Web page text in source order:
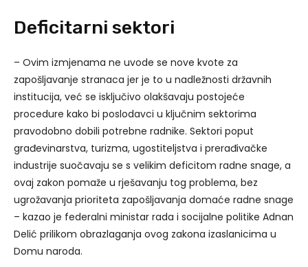
Deficitarni sektori
– Ovim izmjenama ne uvode se nove kvote za
zapošljavanje stranaca jer je to u nadležnosti državnih
institucija, već se isključivo olakšavaju postojeće
procedure kako bi poslodavci u ključnim sektorima
pravodobno dobili potrebne radnike. Sektori poput
građevinarstva, turizma, ugostiteljstva i prerađivačke
industrije suočavaju se s velikim deficitom radne snage, a
ovaj zakon pomaže u rješavanju tog problema, bez
ugrožavanja prioriteta zapošljavanja domaće radne snage
– kazao je federalni ministar rada i socijalne politike Adnan
Delić prilikom obrazlaganja ovog zakona izaslanicima u
Domu naroda.